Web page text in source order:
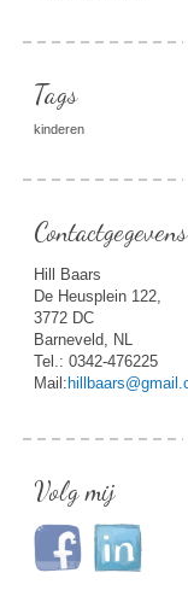
Tags
kinderen
Hill Baars
De Heusplein 122,
3772 DC
Barneveld, NL
Tel.: 0342-476225
Mail:
Volg mij